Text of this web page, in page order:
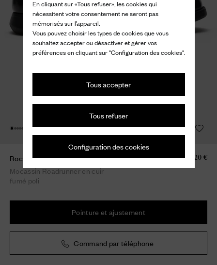
En cliquant sur «Tous refuser», les cookies qui
nécessitent votre consentement ne seront pas
mémorisés sur l’appareil.
Vous pouvez choisir les types de cookies que vous
souhaitez accepter ou désactiver et gérer vos
préférences en cliquant sur "Configuration des cookies".
Tous accepter
Tous refuser
Configuration des cookies
Rock Ferry
Mocassin Roadrunner en cuir
fumé poli
820 €
Pointure et ajustement
Command par téléphone